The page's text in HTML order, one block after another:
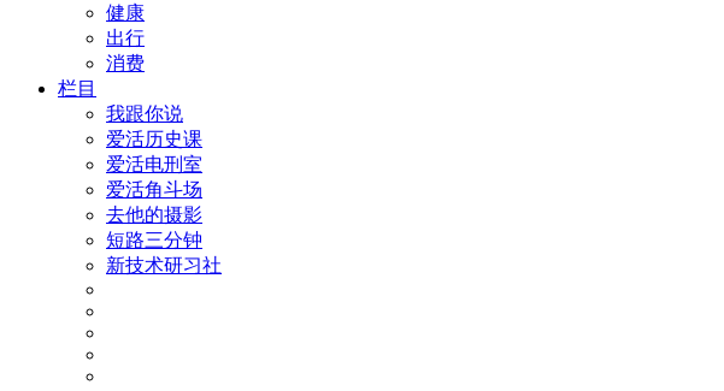
健康
出行
消费
栏目
我跟你说
爱活历史课
爱活电刑室
爱活角斗场
去他的摄影
短路三分钟
新技术研习社